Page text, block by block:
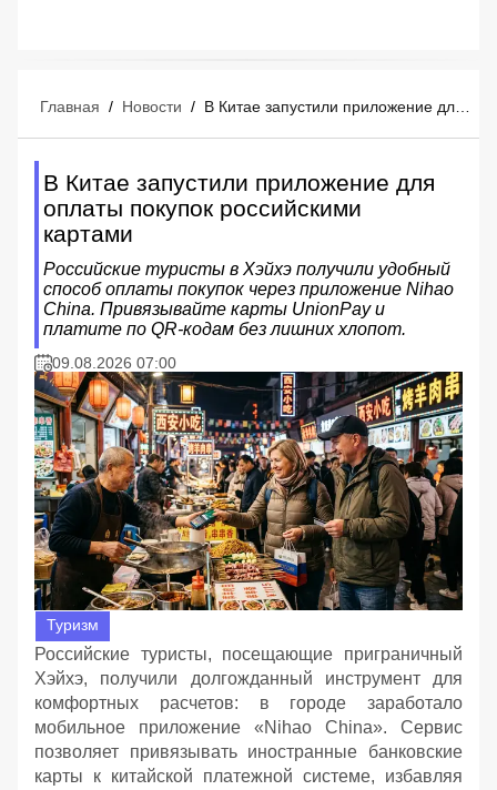
Главная / Новости /
В Китае запустили приложение для
оплаты покупок российскими
картами
Российские туристы в Хэйхэ получили удобный
способ оплаты покупок через приложение Nihao
China. Привязывайте карты UnionPay и
платите по QR-кодам без лишних хлопот.
09.08.2026 07:00
Туризм
Российские туристы, посещающие приграничный
Хэйхэ, получили долгожданный инструмент для
комфортных расчетов: в городе заработало
мобильное приложение «Nihao China». Сервис
позволяет привязывать иностранные банковские
карты к китайской платежной системе, избавляя